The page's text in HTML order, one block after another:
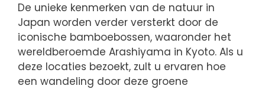
De unieke kenmerken van de natuur in
Japan worden verder versterkt door de
iconische bamboebossen, waaronder het
wereldberoemde Arashiyama in Kyoto. Als u
deze locaties bezoekt, zult u ervaren hoe
een wandeling door deze groene